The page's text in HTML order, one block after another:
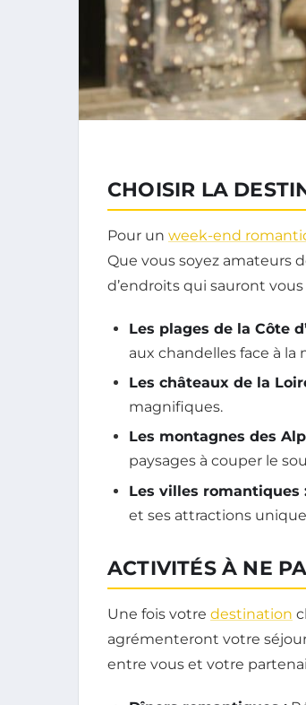
CHOISIR LA
Pour un week-end
Que vous soyez amateurs
d’endroits qui sauront
Les plages de la Côte
aux chandelles face à la
Les châteaux de la
magnifiques.
Les montagnes des
paysages à couper le
Les villes romantiques
et ses attractions
ACTIVITÉS À NE
Une fois votre destination
agrémenteront votre
entre vous et votre